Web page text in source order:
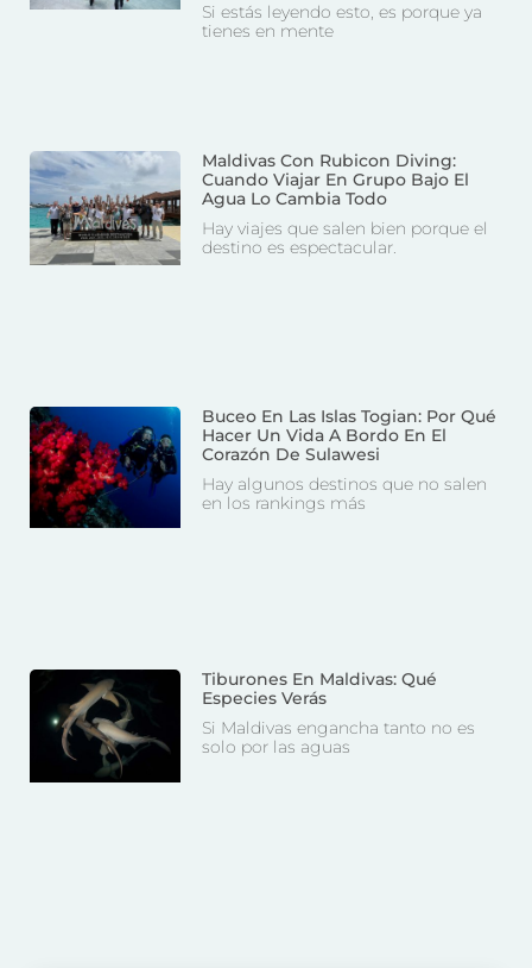
Si estás leyendo esto, es porque ya
tienes en mente
Maldivas Con Rubicon Diving:
Cuando Viajar En Grupo Bajo El
Agua Lo Cambia Todo
Hay viajes que salen bien porque el
destino es espectacular.
Buceo En Las Islas Togian: Por Qué
Hacer Un Vida A Bordo En El
Corazón De Sulawesi
Hay algunos destinos que no salen
en los rankings más
Tiburones En Maldivas: Qué
Especies Verás
Si Maldivas engancha tanto no es
solo por las aguas